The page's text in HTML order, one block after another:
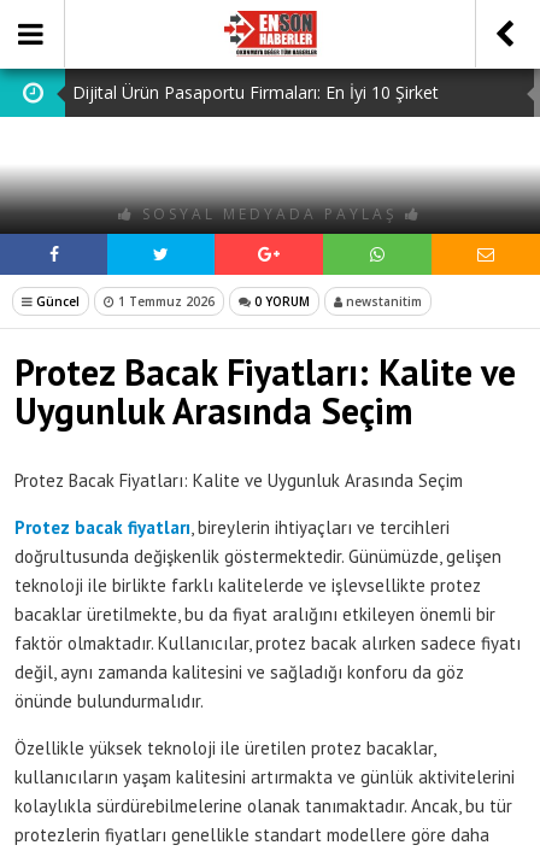
Dijital Ürün Pasaportu Firmaları: En İyi 10 Şirket
Discover the Benefits of Using a Free TDEE Calculator
Today
Lefkoşa’da Satılık Dairelerle Yeni Bir Başlangıç Yapın
Dedektiflik: Gizli Bilgilerin Peşindeki Uzmanlık
SOSYAL MEDYADA PAYLAŞ
Güncel 1 Temmuz 2026 0 YORUM newstanitim
Protez Bacak Fiyatları: Kalite ve
Uygunluk Arasında Seçim
Protez Bacak Fiyatları: Kalite ve Uygunluk Arasında Seçim
Protez bacak fiyatları, bireylerin ihtiyaçları ve tercihleri
doğrultusunda değişkenlik göstermektedir. Günümüzde, gelişen
teknoloji ile birlikte farklı kalitelerde ve işlevsellikte protez
bacaklar üretilmekte, bu da fiyat aralığını etkileyen önemli bir
faktör olmaktadır. Kullanıcılar, protez bacak alırken sadece fiyatı
değil, aynı zamanda kalitesini ve sağladığı konforu da göz
önünde bulundurmalıdır.
Özellikle yüksek teknoloji ile üretilen protez bacaklar,
kullanıcıların yaşam kalitesini artırmakta ve günlük aktivitelerini
kolaylıkla sürdürebilmelerine olanak tanımaktadır. Ancak, bu tür
protezlerin fiyatları genellikle standart modellere göre daha